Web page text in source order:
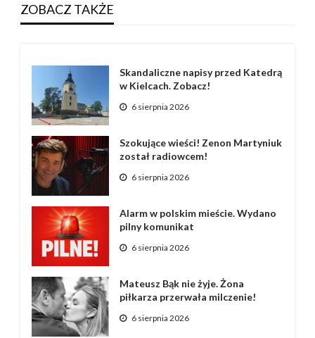
ZOBACZ TAKŻE
Skandaliczne napisy przed Katedrą
w Kielcach. Zobacz!
6 sierpnia 2026
Szokujące wieści! Zenon Martyniuk
został radiowcem!
6 sierpnia 2026
Alarm w polskim mieście. Wydano
pilny komunikat
6 sierpnia 2026
Mateusz Bąk nie żyje. Żona
piłkarza przerwała milczenie!
6 sierpnia 2026